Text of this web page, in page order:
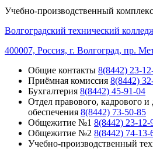
Учебно-производственный
Волгоградский технический
400007, Россия, г. Волгоград, пр.
Общие контакты 8(8442) 23-
Приёмная комиссия 8(8442)
Бухгалтерия 8(8442) 45-91-04
Отдел правового, кадрового
обеспечения 8(8442) 73-50-85
Общежитие №1 8(8442) 23-12-
Общежитие №2 8(8442) 74-13-
Учебно-производственный